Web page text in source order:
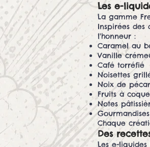
Les e-
La gamme
Inspirées des
l'honneur :
Caramel au
Vanille
Café torréfié
Noisettes
Noix de
Fruits à coque
Notes
Chaque
Des
Les e-